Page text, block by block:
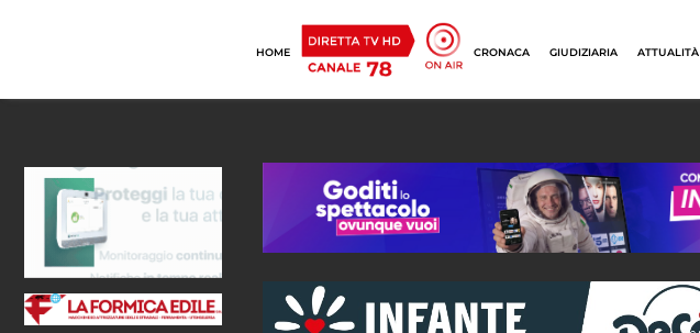
HOME CRONACA GIUDIZIARIA ATTUALITÀ